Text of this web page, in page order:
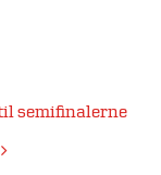
semifinalerne